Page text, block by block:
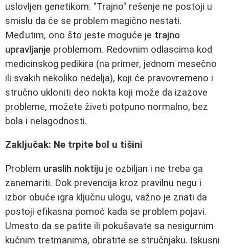
uslovljen genetikom. "Trajno" rešenje ne postoji u
smislu da će se problem magično nestati.
Međutim, ono što jeste moguće je trajno
upravljanje problemom. Redovnim odlascima kod
medicinskog pedikira (na primer, jednom mesečno
ili svakih nekoliko nedelja), koji će pravovremeno i
stručno ukloniti deo nokta koji može da izazove
probleme, možete živeti potpuno normalno, bez
bola i nelagodnosti.
Zaključak: Ne trpite bol u tišini
Problem uraslih noktiju je ozbiljan i ne treba ga
zanemariti. Dok prevencija kroz pravilnu negu i
izbor obuće igra ključnu ulogu, važno je znati da
postoji efikasna pomoć kada se problem pojavi.
Umesto da se patite ili pokušavate sa nesigurnim
kućnim tretmanima, obratite se stručnjaku. Iskusni